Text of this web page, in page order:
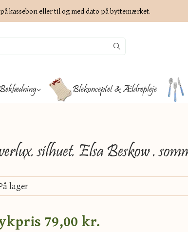
kassebon eller til og med dato på byttemærket.
Blekonceptet & Ældrepleje
silhuet. Elsa Beskow .
lager
79,00 kr.